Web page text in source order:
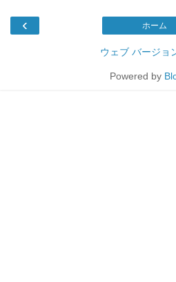
‹ ホーム
ウェブ バージョ
Powered by